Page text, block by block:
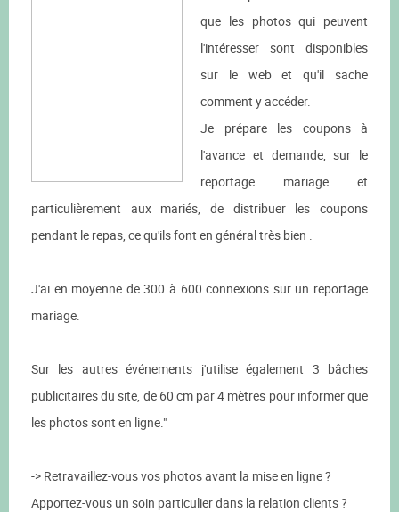
que les photos qui peuvent
l'intéresser sont disponibles
sur le web et qu'il sache
comment y accéder.
Je prépare les coupons à
l'avance et demande, sur le
reportage mariage et
particulièrement aux mariés, de distribuer les coupons
pendant le repas, ce qu'ils font en général très bien .
J'ai en moyenne de 300 à 600 connexions sur un reportage
mariage.
Sur les autres événements j'utilise également 3 bâches
publicitaires du site, de 60 cm par 4 mètres pour informer que
les photos sont en ligne."
-> Retravaillez-vous vos photos avant la mise en ligne ?
Apportez-vous un soin particulier dans la relation clients ?